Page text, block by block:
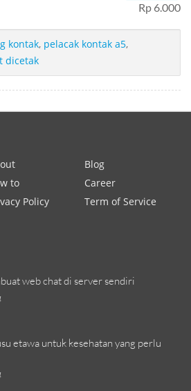
Rp 6.000
kontak, pelacak kontak a5,
dicetak
Blog
to
Career
Policy
Term of Service
web chat di server sendiri
etawa untuk kesehatan yang perlu